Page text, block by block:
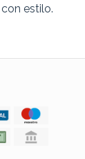
estilo.